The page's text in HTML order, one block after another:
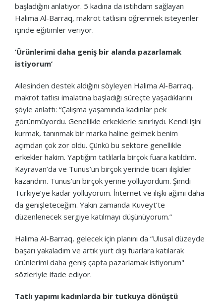
başladığını anlatıyor. 5 kadına da istihdam sağlayan
Halima Al-Barraq, makrot tatlısını öğrenmek isteyenler
içinde eğitimler veriyor.
‘Ürünlerimi daha geniş bir alanda pazarlamak
istiyorum’
Ailesinden destek aldığını söyleyen Halima Al-Barraq,
makrot tatlısı imalatına başladığı süreçte yaşadıklarını
şöyle anlattı: “Çalışma yaşamında kadınlar pek
görünmüyordu. Genellikle erkeklerle sınırlıydı. Kendi işini
kurmak, tanınmak bir marka haline gelmek benim
açımdan çok zor oldu. Çünkü bu sektöre genellikle
erkekler hakim. Yaptığım tatlılarla birçok fuara katıldım.
Kayravan’da ve Tunus’un birçok yerinde ticari ilişkiler
kazandım. Tunus’un birçok yerine yolluyordum. Şimdi
Türkiye’ye kadar yolluyorum. İnternet ve ilişki ağımı daha
da genişleteceğim. Yakın zamanda Kuveyt’te
düzenlenecek sergiye katılmayı düşünüyorum.”
Halima Al-Barraq, gelecek için planını da “Ulusal düzeyde
başarı yakaladım ve artık yurt dışı fuarlara katılarak
ürünlerimi daha geniş çapta pazarlamak istiyorum"
sözleriyle ifade ediyor.
Tatlı yapımı kadınlarda bir tutkuya dönüştü